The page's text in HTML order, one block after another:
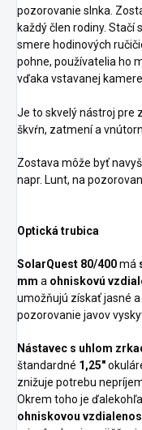
pozorovanie slnka.
každý člen rodiny. Stačí
smere hodinových
pohne, používatelia ho
vďaka vstavanej
Je to skvelý nástroj pre
škvŕn, zatmení a
Zostava môže byť
napr. Lunt, na
Optická trubica
SolarQuest 80/400má
mm a ohniskovú
umožňujú získať jasné
pozorovanie javov
Nástavec s uhlom
štandardné 1,25"
znižuje potrebu
Okrem toho je
ohniskovou